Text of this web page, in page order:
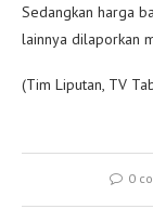
Sedangkan harga
lainnya dilaporkan
(Tim Liputan, TV
0